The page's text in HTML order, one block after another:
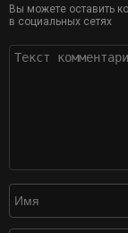
Вы можете оставить
в социальных сетях